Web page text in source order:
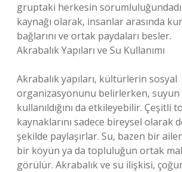
gruptaki herkesin
kaynağı olarak, insanlar arasında
bağlarını ve ortak paydaları besler.
Akrabalık Yapıları ve Su Kullanımı
Akrabalık yapıları, kültürlerin sosyal
organizasyonunu belirlerken, suyun
kullanıldığını da etkileyebilir. Çeşitli
kaynaklarını sadece bireysel olarak
şekilde paylaşırlar. Su, bazen bir
bir köyün ya da topluluğun ortak
görülür. Akrabalık ve su ilişkisi,